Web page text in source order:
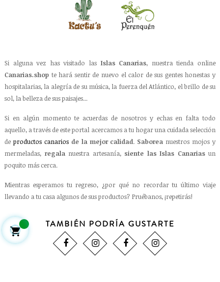
Si alguna vez has visitado las Islas Canarias, nuestra tienda online
Canarias.shop te hará sentir de nuevo el calor de sus gentes honestas y
hospitalarias, la alegría de su música, la fuerza del Atlántico, el brillo de su
sol, la belleza de sus paisajes...
Si en algún momento te acuerdas de nosotros y echas en falta todo
aquello, a través de este portal acercamos a tu hogar una cuidada selección
de productos canariosde la mejor calidad. Saborea nuestros mojos y
mermeladas, regalanuestra artesanía, siente las Islas Canariasun
poquito más cerca.
Mientras esperamos tu regreso, ¿por qué no recordar tu último viaje
llevando a tu casa algunos de sus productos? Pruébanos, ¡repetirás!
TAMBIÉN PODRÍA GUSTARTE
